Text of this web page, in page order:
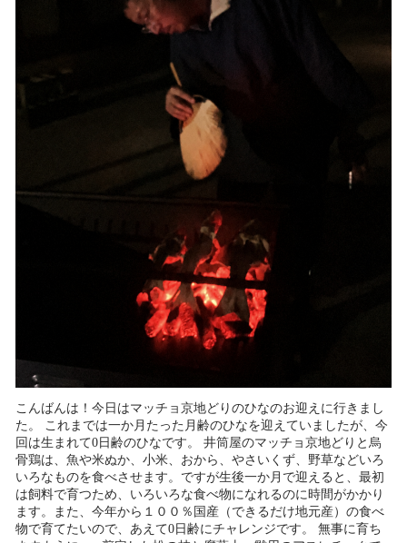
こんばんは！今日はマッチョ京地どりのひなのお迎えに行きまし
た。 これまでは一か月たった月齢のひなを迎えていましたが、今
回は生まれて0日齢のひなです。 井筒屋のマッチョ京地どりと烏
骨鶏は、魚や米ぬか、小米、おから、やさいくず、野草などいろ
いろなものを食べさせます。ですが生後一か月で迎えると、最初
は飼料で育つため、いろいろな食べ物になれるのに時間がかかり
ます。また、今年から１００％国産（できるだけ地元産）の食べ
物で育てたいので、あえて0日齢にチャレンジです。 無事に育ち